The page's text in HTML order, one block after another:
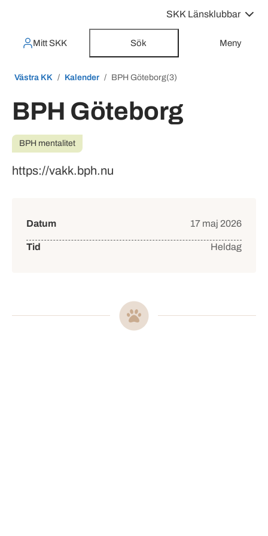
SKK Länsklubbar
Mitt SKK Sök Meny
Västra KK Kalender BPH Göteborg(3)
BPH Göteborg
BPH mentalitet
https://vakk.bph.nu
Datum 17 maj 2026
Tid Heldag